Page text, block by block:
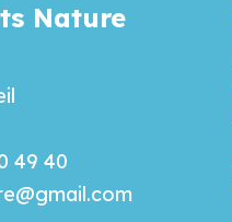
Nature
49 40